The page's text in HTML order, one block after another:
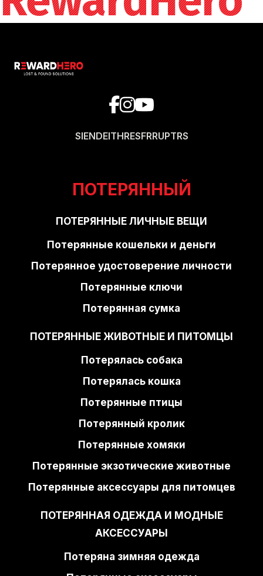
SIENDEITHRESFRRUPTRS
ПОТЕРЯННЫЙ
ПОТЕРЯННЫЕ ЛИЧНЫЕ ВЕЩИ
Потерянные кошельки и деньги
Потерянное удостоверение личности
Потерянные ключи
Потерянная сумка
ПОТЕРЯННЫЕ ЖИВОТНЫЕ И ПИТОМЦЫ
Потерялась собака
Потерялась кошка
Потерянные птицы
Потерянный кролик
Потерянные хомяки
Потерянные экзотические животные
Потерянные аксессуары для питомцев
ПОТЕРЯННАЯ ОДЕЖДА И МОДНЫЕ
АКСЕССУАРЫ
Потеряна зимняя одежда